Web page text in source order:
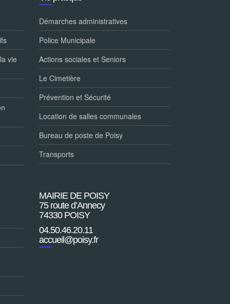
vie
Démarches administratives
Police Municipale
Actions sociales et Seniors
Le Cimetière
Prévention et Sécurité
Location de salles communales
Bureau de poste de Poisy
Transports
MAIRIE DE POISY
75 route d’Annecy
74330 POISY
04.50.46.20.11
accueil@poisy.fr